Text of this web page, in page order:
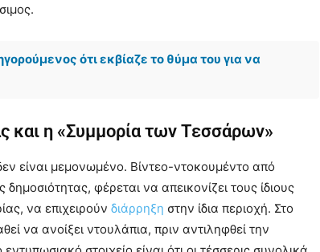
ότι εκβίαζε το θύμα του για να
και η «Συμμορία των Τεσσάρων»
είναι μεμονωμένο. Βίντεο-ντοκουμέντο από
δημοσιότητας, φέρεται να απεικονίζει τους ίδιους
να επιχειρούν διάρρηξη στην ίδια περιοχή. Στο
να ανοίξει ντουλάπια, πριν αντιληφθεί την